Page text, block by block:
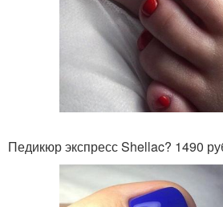
Педикюр экспресс Shellac? 1490